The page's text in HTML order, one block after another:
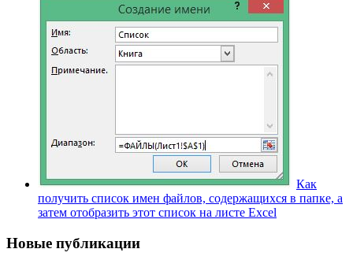
Как
получить список имен файлов, содержащихся в папке, а
затем отобразить этот список на листе Excel
Новые публикации